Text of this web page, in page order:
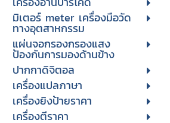
มิเตอร์ meter เครื่องมือวัด
ทางอุตสาหกรรม
แผ่นจอกรองกรองแสง
ป้องกันการมองด้านข้าง
ปากกาดิจิตอล
เครื่องแปลภาษา
เครื่องยิงป้ายราคา
เครื่องตีราคา